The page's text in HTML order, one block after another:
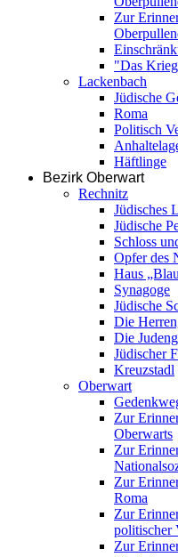
Zur
"Das
Lackenbach
Jüdische
Roma
Politisch
Häftlinge
Bezirk Oberwart
Rechnitz
Jüdisches
Jüdische
Schloss
Opfer des
Haus
Synagoge
Jüdische
Die
Die
Jüdischer
Kreuzstadl
Oberwart
Zur
Oberwarts
Zur
Zur
Roma
Zur
politischer
Zur